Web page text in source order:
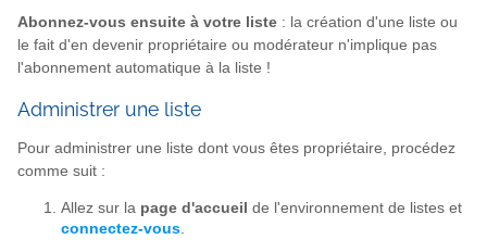
Abonnez-vous ensuite à votre liste : la création d'une liste ou
le fait d'en devenir propriétaire ou modérateur n'implique pas
l'abonnement automatique à la liste !
Administrer une liste
Pour administrer une liste dont vous êtes propriétaire, procédez
comme suit :
Allez sur la page d'accueil de l'environnement de listes et
connectez-vous.